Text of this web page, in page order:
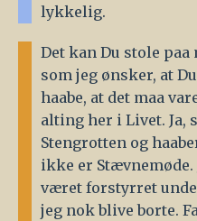
lykkelig.
Det kan Du stole
som jeg ønsker, at
haabe, at det maa
alting her i Livet. Ja,
Stengrotten og
ikke er Stævnemøde.
været forstyrret
jeg nok blive borte.